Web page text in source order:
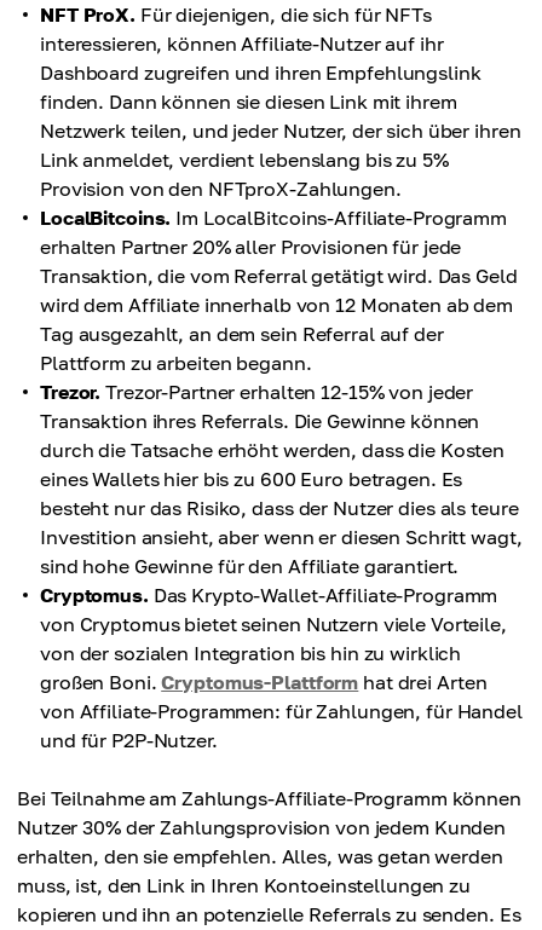
NFT ProX. Für diejenigen, die sich für NFTs
interessieren, können Affiliate-Nutzer auf ihr
Dashboard zugreifen und ihren Empfehlungslink
finden. Dann können sie diesen Link mit ihrem
Netzwerk teilen, und jeder Nutzer, der sich über ihren
Link anmeldet, verdient lebenslang bis zu 5%
Provision von den NFTproX-Zahlungen.
LocalBitcoins. Im LocalBitcoins-Affiliate-Programm
erhalten Partner 20% aller Provisionen für jede
Transaktion, die vom Referral getätigt wird. Das Geld
wird dem Affiliate innerhalb von 12 Monaten ab dem
Tag ausgezahlt, an dem sein Referral auf der
Plattform zu arbeiten begann.
Trezor. Trezor-Partner erhalten 12-15% von jeder
Transaktion ihres Referrals. Die Gewinne können
durch die Tatsache erhöht werden, dass die Kosten
eines Wallets hier bis zu 600 Euro betragen. Es
besteht nur das Risiko, dass der Nutzer dies als teure
Investition ansieht, aber wenn er diesen Schritt wagt,
sind hohe Gewinne für den Affiliate garantiert.
Cryptomus. Das Krypto-Wallet-Affiliate-Programm
von Cryptomus bietet seinen Nutzern viele Vorteile,
von der sozialen Integration bis hin zu wirklich
großen Boni.Cryptomus-Plattform hat drei Arten
von Affiliate-Programmen: für Zahlungen, für Handel
und für P2P-Nutzer.
Bei Teilnahme am Zahlungs-Affiliate-Programm können
Nutzer 30% der Zahlungsprovision von jedem Kunden
erhalten, den sie empfehlen. Alles, was getan werden
muss, ist, den Link in Ihren Kontoeinstellungen zu
kopieren und ihn an potenzielle Referrals zu senden. Es